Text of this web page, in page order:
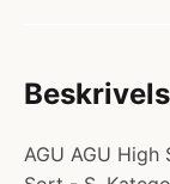
AGU AGU